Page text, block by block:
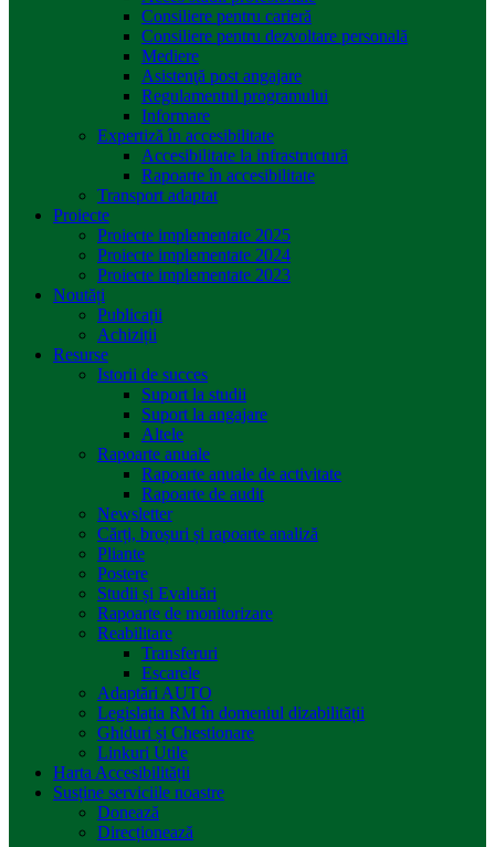
Consiliere pentru carieră
Consiliere pentru dezvoltare personală
Mediere
Asistenţă post angajare
Regulamentul programului
Informare
Expertiză în accesibilitate
Accesibilitate la infrastructură
Rapoarte în accesibilitate
Transport adaptat
Proiecte
Proiecte implementate 2025
Proiecte implementate 2024
Proiecte implementate 2023
Noutăți
Publicații
Achiziții
Resurse
Istorii de succes
Suport la studii
Suport la angajare
Altele
Rapoarte anuale
Rapoarte anuale de activitate
Rapoarte de audit
Newsletter
Cărți, broșuri și rapoarte analiză
Pliante
Postere
Studii și Evaluări
Rapoarte de monitorizare
Reabilitare
Transferuri
Escarele
Adaptări AUTO
Legislația RM în domeniul dizabilității
Ghiduri și Chestionare
Linkuri Utile
Harta Accesibilității
Susține serviciile noastre
Donează
Direcționează